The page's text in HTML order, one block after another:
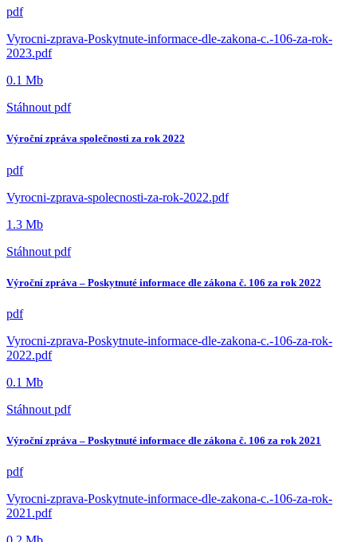
pdf
Vyrocni-zprava-Poskytnute-informace-dle-zakona-c.-106-za-rok-
2023.pdf
0.1 Mb
Stáhnout pdf
Výroční zpráva společnosti za rok 2022
pdf
Vyrocni-zprava-spolecnosti-za-rok-2022.pdf
1.3 Mb
Stáhnout pdf
Výroční zpráva – Poskytnuté informace dle zákona č. 106 za rok 2022
pdf
Vyrocni-zprava-Poskytnute-informace-dle-zakona-c.-106-za-rok-
2022.pdf
0.1 Mb
Stáhnout pdf
Výroční zpráva – Poskytnuté informace dle zákona č. 106 za rok 2021
pdf
Vyrocni-zprava-Poskytnute-informace-dle-zakona-c.-106-za-rok-
2021.pdf